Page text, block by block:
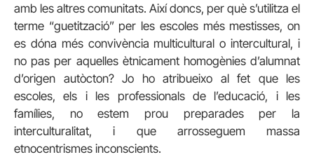
amb les altres comunitats. Així doncs, per què s’utilitza el
terme “guetització” per les escoles més mestisses, on
es dóna més convivència multicultural o intercultural, i
no pas per aquelles ètnicament homogènies d’alumnat
d’origen autòcton? Jo ho atribueixo al fet que les
escoles, els i les professionals de l’educació, i les
famílies, no estem prou preparades per la
interculturalitat, i que arrosseguem massa
etnocentrismes inconscients.